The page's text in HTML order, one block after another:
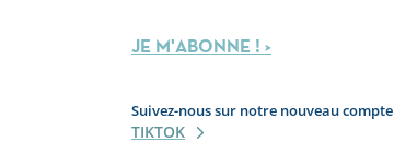
JE M'ABONNE ! >
Suivez-nous sur notre nouveau compte
TIKTOK